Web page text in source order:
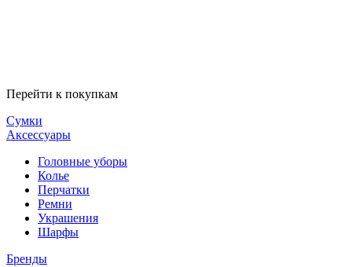
Перейти к покупкам
Сумки
Аксессуары
Головные уборы
Колье
Перчатки
Ремни
Украшения
Шарфы
Бренды